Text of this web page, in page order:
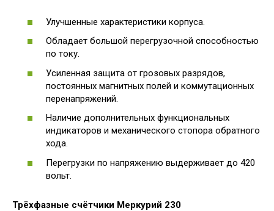
Улучшенные характеристики корпуса.
Обладает большой перегрузочной способностью
по току.
Усиленная защита от грозовых разрядов,
постоянных магнитных полей и коммутационных
перенапряжений.
Наличие дополнительных функциональных
индикаторов и механического стопора обратного
хода.
Перегрузки по напряжению выдерживает до 420
вольт.
Трёхфазные счётчики Меркурий 230